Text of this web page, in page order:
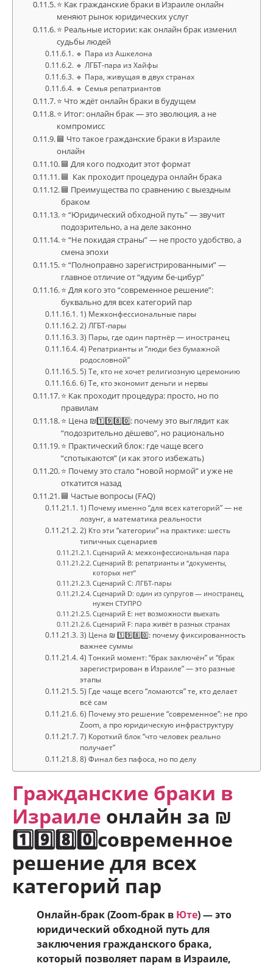
⭐ Как гражданские браки в Израиле онлайн
меняют рынок юридических услуг
⭐ Реальные истории: как онлайн брак изменил
судьбы людей
🔹 Пара из Ашкелона
🔹 ЛГБТ-пара из Хайфы
🔹 Пара, живущая в двух странах
🔹 Семья репатриантов
⭐ Что ждёт онлайн браки в будущем
⭐ Итог: онлайн брак — это эволюция, а не
компромисс
🟦 Что такое гражданские браки в Израиле
онлайн
🟦 Для кого подходит этот формат
🟦 Как проходит процедура онлайн брака
🟦 Преимущества по сравнению с выездным
браком
⭐ “Юридический обходной путь” — звучит
подозрительно, а на деле законно
⭐ “Не покидая страны” — не просто удобство, а
смена эпохи
⭐ “Полноправно зарегистрированными” —
главное отличие от “ядуим бе-цибур”
⭐ Для кого это “современное решение”:
буквально для всех категорий пар
1) Межконфессиональные пары
2) ЛГБТ-пары
3) Пары, где один партнёр — иностранец
4) Репатрианты и “люди без бумажной
родословной”
5) Те, кто не хочет религиозную церемонию
6) Те, кто экономит деньги и нервы
⭐ Как проходит процедура: просто, но по
правилам
⭐ Цена ₪1️⃣9️⃣8️⃣0️⃣: почему это выглядит как
“подозрительно дёшево”, но рационально
⭐ Практический блок: где чаще всего
“спотыкаются” (и как этого избежать)
⭐ Почему это стало “новой нормой” и уже не
откатится назад
🟦 Частые вопросы (FAQ)
1) Почему именно “для всех категорий” — не
лозунг, а математика реальности
2) Кто эти “категории” на практике: шесть
типичных сценариев
Сценарий А: межконфессиональная пара
Сценарий B: репатрианты и “документы,
которых нет”
Сценарий C: ЛГБТ-пары
Сценарий D: один из супругов — иностранец,
нужен СТУПРО
Сценарий E: нет возможности выехать
Сценарий F: пара живёт в разных странах
3) Цена ₪ 1️⃣9️⃣8️⃣0️⃣: почему фиксированность
важнее суммы
4) Тонкий момент: “брак заключён” и “брак
зарегистрирован в Израиле” — это разные
этапы
5) Где чаще всего “ломаются” те, кто делает
всё сам
6) Почему это решение “современное”: не про
Zoom, а про юридическую инфраструктуру
7) Короткий блок “что человек реально
получает”
8) Финал без пафоса, но по делу
Гражданские браки в
Израиле онлайн за ₪
1️⃣9️⃣8️⃣0️⃣современное
решение для всех
категорий пар
Онлайн-брак (Zoom-брак в Юте) — это
юридический обходной путь для
заключения гражданского брака,
который позволяет парам в Израиле,